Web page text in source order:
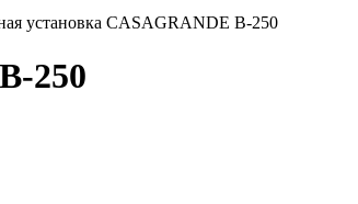
установка CASAGRANDE B-250
250